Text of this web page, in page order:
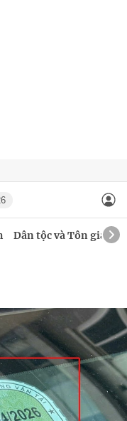
Dân tộc và Tôn giáo